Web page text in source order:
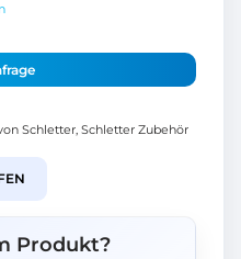
Schletter, Schletter Zubehör
Produkt?